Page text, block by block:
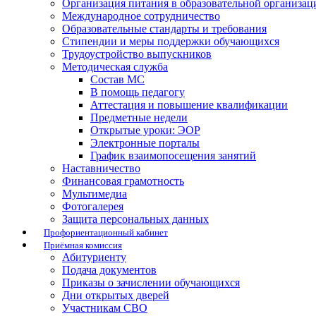
Организация питания в образовательной
Международное сотрудничество
Образовательные стандарты и требования
Стипендии и меры поддержки обучающихся
Трудоустройство выпускников
Методическая служба
Состав МС
В помощь педагогу
Аттестация и повышение квалификации
Предметные недели
Открытые уроки: ЭОР
Электронные порталы
График взаимопосещения занятий
Наставничество
Финансовая грамотность
Мультимедиа
Фотогалерея
Защита персональных данных
Профориентационный кабинет
Приёмная комиссия
Абитуриенту
Подача документов
Приказы о зачислении обучающихся
Дни открытых дверей
Участникам СВО